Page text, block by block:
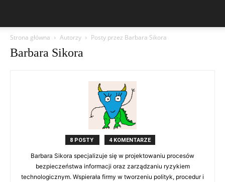
Strona główna Autorzy Posty przez Barbara Sikora
Barbara Sikora
8 POSTY 4 KOMENTARZE
Barbara Sikora specjalizuje się w projektowaniu procesów
bezpieczeństwa informacji oraz zarządzaniu ryzykiem
technologicznym. Wspierała firmy w tworzeniu polityk, procedur i